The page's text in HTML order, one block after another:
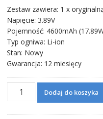
Zestaw zawiera: 1 x
Napięcie: 3.89V
Pojemność: 4600mAh
Typ ogniwa: Li-ion
Stan: Nowy
Gwarancja: 12 miesięcy
ilość
Bateria
Dodaj do koszyka